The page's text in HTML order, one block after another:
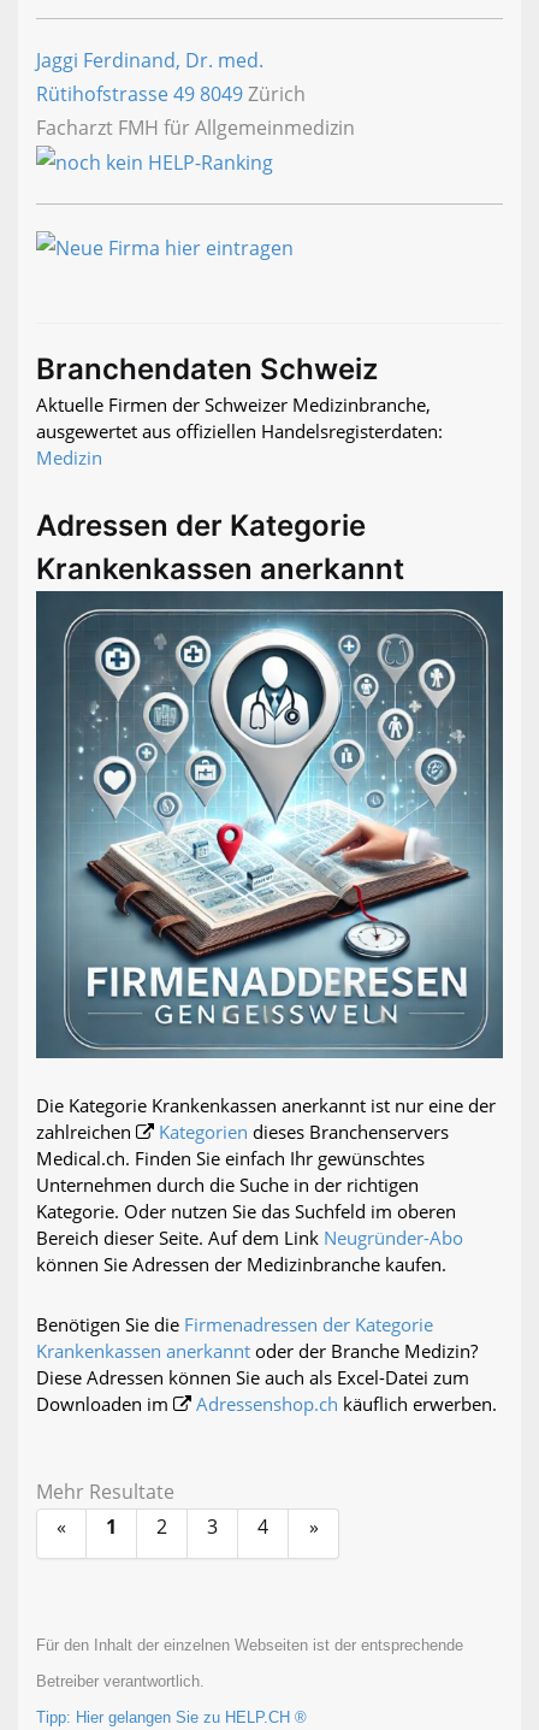
Jaggi Ferdinand, Dr. med.
Rütihofstrasse 498049Zürich
Facharzt FMH für Allgemeinmedizin
Branchendaten Schweiz
Aktuelle Firmen der Schweizer Medizinbranche,
ausgewertet aus offiziellen Handelsregisterdaten:
Medizin
Adressen der Kategorie
Krankenkassen anerkannt
Die Kategorie Krankenkassen anerkannt ist nur eine der
zahlreichen
Kategorien dieses Branchenservers
Medical.ch. Finden Sie einfach Ihr gewünschtes
Unternehmen durch die Suche in der richtigen
Kategorie. Oder nutzen Sie das Suchfeld im oberen
Bereich dieser Seite. Auf dem Link Neugründer-Abo
können Sie Adressen der Medizinbranche kaufen.
Benötigen Sie die Firmenadressen der Kategorie
Krankenkassen anerkannt oder der Branche Medizin?
Diese Adressen können Sie auch als Excel-Datei zum
Downloaden im
Adressenshop.ch käuflich erwerben.
Mehr Resultate
«
1 2 3 4 »
Für den Inhalt der einzelnen Webseiten ist der entsprechende
Betreiber verantwortlich.
Tipp: Hier gelangen Sie zu HELP.CH ®